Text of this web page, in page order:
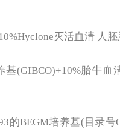
灭活血清 人
基(GIBCO)+10%胎牛
的BEGM培养基(目录号